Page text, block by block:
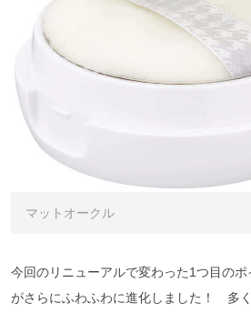
マットオークル
今回のリニューアルで変わった1つ目の
がさらにふわふわに進化しました！ 多